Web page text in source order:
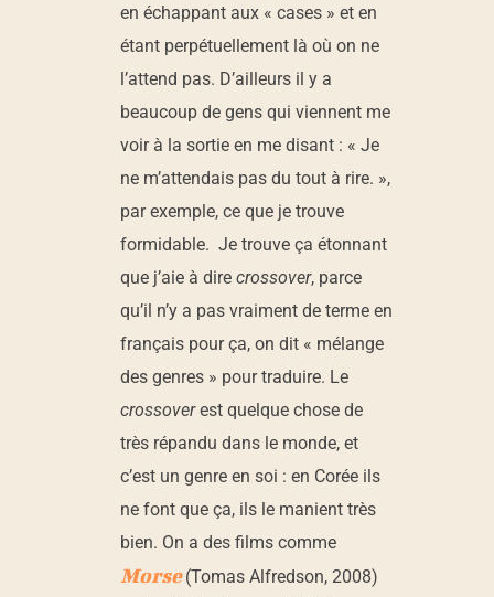
en échappant aux « cases » et en
étant perpétuellement là où on ne
l’attend pas. D’ailleurs il y a
beaucoup de gens qui viennent me
voir à la sortie en me disant : « Je
ne m’attendais pas du tout à rire. »,
par exemple, ce que je trouve
formidable. Je trouve ça étonnant
que j’aie à direcrossover, parce
qu’il n’y a pas vraiment de terme en
français pour ça, on dit « mélange
des genres » pour traduire. Le
crossoverest quelque chose de
très répandu dans le monde, et
c’est un genre en soi : en Corée ils
ne font que ça, ils le manient très
bien. On a des films comme
Morse(Tomas Alfredson, 2008)